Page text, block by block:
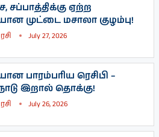
ஏற்ற
முட்டை மசாலா குழம்பு!
July 27, 2026
பாரம்பரிய ரெசிபி –
இறால் தொக்கு!
July 26, 2026